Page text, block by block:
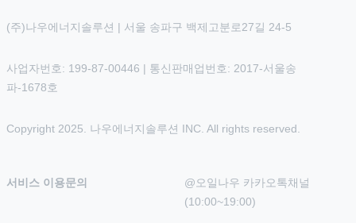
(주)나우에너지솔루션 | 서울 송파구 백제고분로27길 24-5
사업자번호: 199-87-00446 | 통신판매업번호: 2017-서울송
파-1678호
Copyright 2025. 나우에너지솔루션 INC. All rights reserved.
서비스 이용문의
@오일나우 카카오톡채널
(10:00~19:00)